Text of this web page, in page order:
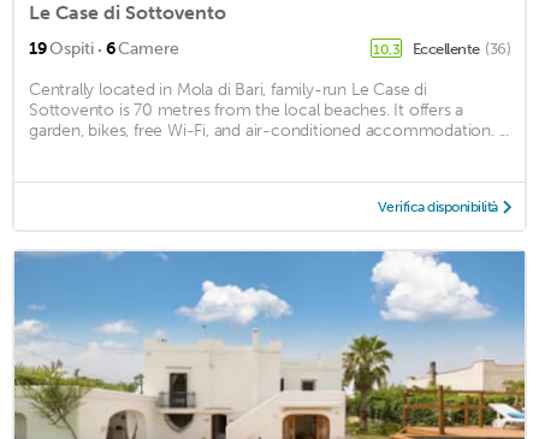
Le Case di Sottovento
19Ospiti · 6Camere 10,3 Eccellente (36)
Centrally located in Mola di Bari, family-run Le Case di
Sottovento is 70 metres from the local beaches. It offers a
garden, bikes, free Wi-Fi, and air-conditioned accommodation. ...
Verifica disponibilità